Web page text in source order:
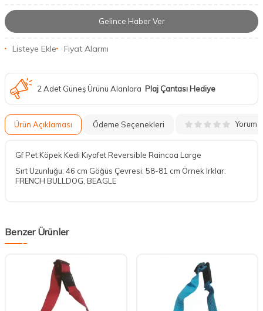
Gelince Haber Ver
Listeye Ekle Fiyat Alarmı
2 Adet Güneş Ürünü Alanlara Plaj Çantası Hediye
Ürün Açıklaması Ödeme Seçenekleri Yorum
Gf Pet Köpek Kedi Kıyafet Reversible Raincoa Large
Sırt Uzunluğu: 46 cm Göğüs Çevresi: 58-81 cm Örnek Irklar:
FRENCH BULLDOG, BEAGLE
Benzer Ürünler